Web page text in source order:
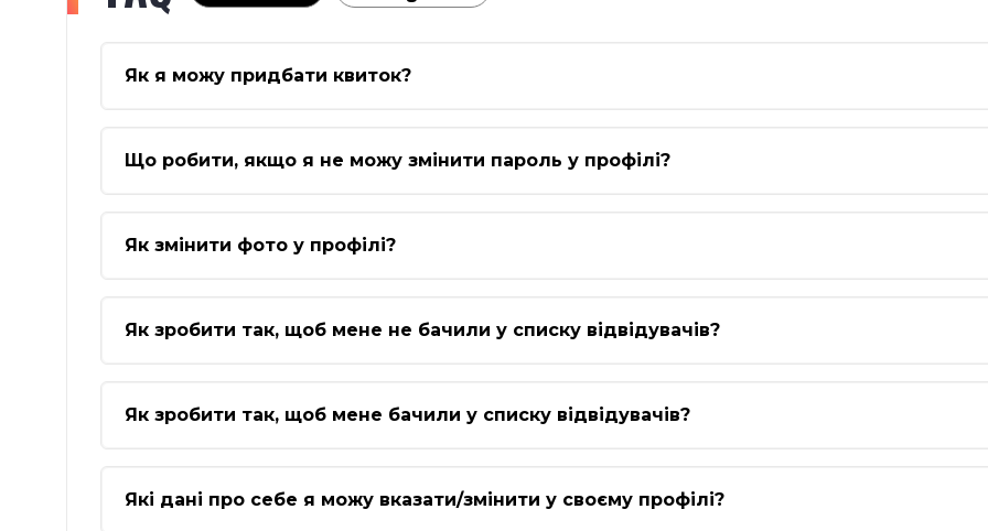
Як я можу придбати квиток?
Що робити, якщо я не можу змінити пароль у профілі?
Як змінити фото у профілі?
Як зробити так, щоб мене не бачили у списку відвідувачів?
Як зробити так, щоб мене бачили у списку відвідувачів?
Які дані про себе я можу вказати/змінити у своєму профілі?